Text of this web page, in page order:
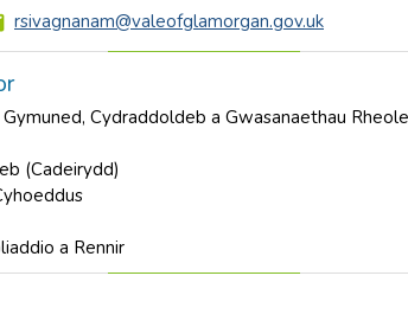
rsivagnanam@valeofglamorgan.gov.uk
Cydraddoldeb a Gwasanaethau
(Cadeirydd)
a Rennir